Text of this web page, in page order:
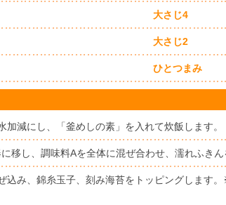
大さじ4
大さじ2
ひとつまみ
加減にし、「釜めしの素」を入れて炊飯します。
移し、調味料Aを全体に混ぜ合わせ、濡れふきん
込み、錦糸玉子、刻み海苔をトッピングします